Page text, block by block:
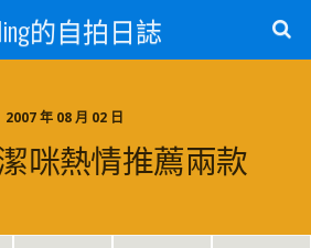
的自拍日誌
2007 年 08 月 02 日
潔咪熱情推薦兩款